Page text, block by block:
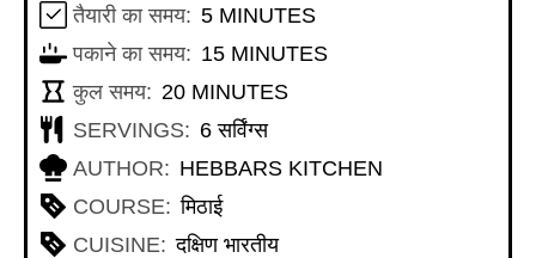
तैयारी का समय: 5MINUTES
MINUTES
पकाने का समय: 15MINUTES
MINUTES
कुल समय: 20MINUTES
MINUTES
SERVINGS: 6 सर्विंग्स
AUTHOR: HEBBARS KITCHEN
COURSE: मिठाई
CUISINE: दक्षिण भारतीय